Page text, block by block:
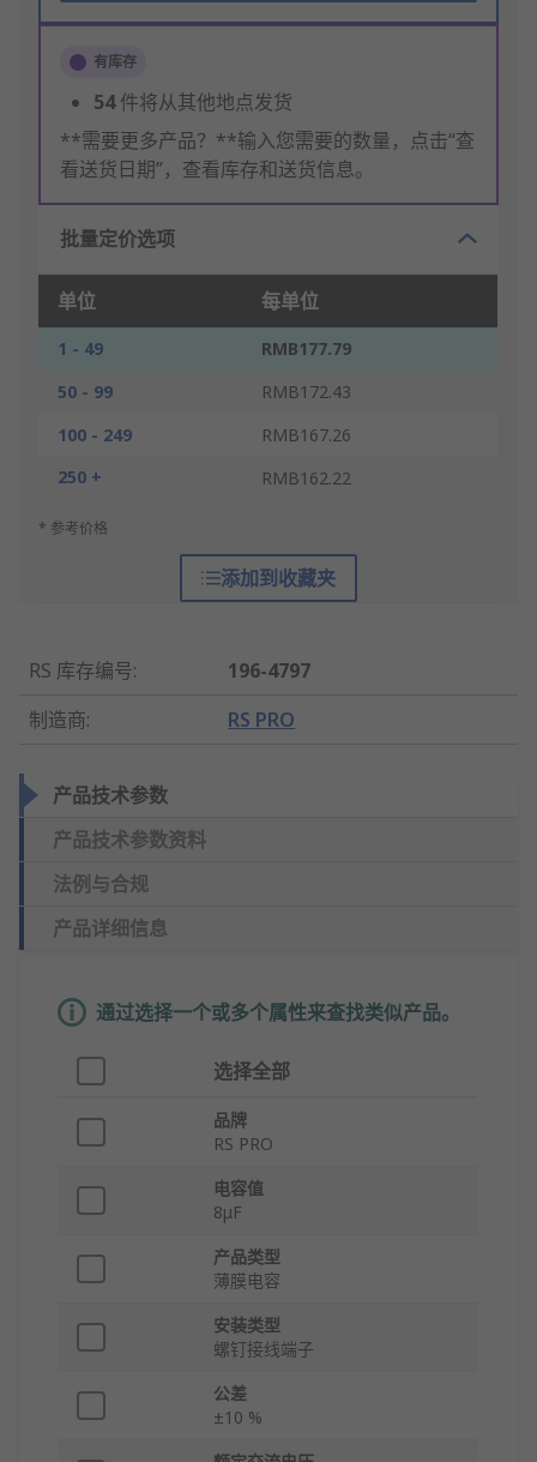
有库存
54件将从其他地点发货
**需要更多产品？**输入您需要的数量，点击“查
看送货日期”，查看库存和送货信息。
批量定价选项
单位 每单位
1 - 49
RMB177.79
50 - 99
RMB172.43
100 - 249
RMB167.26
250 +
RMB162.22
* 参考价格
添加到收藏夹
RS 库存编号:
196-4797
制造商: RS PRO
产品技术参数
产品技术参数资料
法例与合规
产品详细信息
通过选择一个或多个属性来查找类似产品。
选择全部
品牌
RS PRO
电容值
8μF
产品类型
薄膜电容
安装类型
螺钉接线端子
公差
±10 %